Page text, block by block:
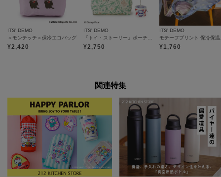
ITS' DEMO
＜モンチッチ＞保冷エコバッグ
¥2,420
ITS' DEMO
¥2,750
ITS' DEMO
¥1,760
関連特集